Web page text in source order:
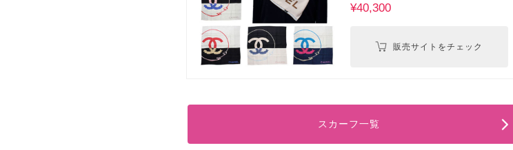
¥40,300
販売サイトをチェック
スカーフ一覧